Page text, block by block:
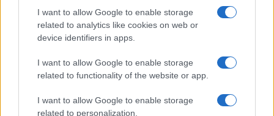
I want to allow Google to enable storage
related to analytics like cookies on web or
device identifiers in apps.
I want to allow Google to enable storage
related to functionality of the website or app.
I want to allow Google to enable storage
related to personalization.
congiunti.
#AMBIENTALISMO
#GRETA THUNBERG
#MICHAEL SCHELLENBERGER
#VERDI
SUCCESSIVA